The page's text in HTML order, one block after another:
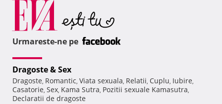
Urmareste-ne pe
Dragoste & Sex
Dragoste, Romantic, Viata sexuala, Relatii, Cuplu, Iubire,
Casatorie, Sex, Kama Sutra, Pozitii sexuale Kamasutra,
Declaratii de dragoste